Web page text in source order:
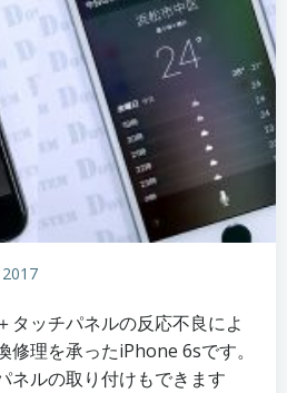
タッチパネルの反応不良によ
修理を承ったiPhone 6sです。
ネルの取り付けもできます